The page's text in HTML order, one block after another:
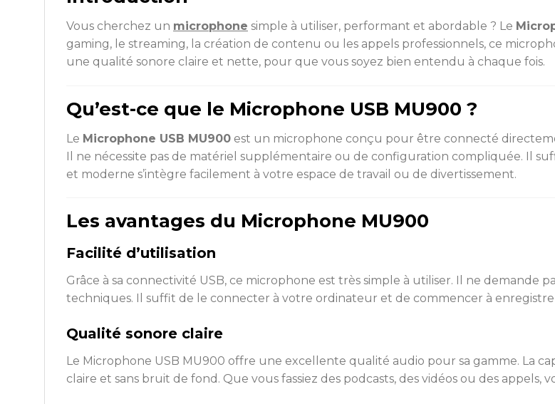
Vous cherchez un microphone simple à utiliser, performant et abordable ? Le
gaming, le streaming, la création de contenu ou les appels professionnels, ce
une qualité sonore claire et nette, pour que vous soyez bien entendu à chaque fois.
Qu’est-ce que le Microphone USB MU900 ?
Le Microphone USB MU900 est un microphone conçu pour être connecté
Il ne nécessite pas de matériel supplémentaire ou de configuration compliquée. Il
et moderne s’intègre facilement à votre espace de travail ou de divertissement.
Les avantages du Microphone MU900
Facilité d’utilisation
Grâce à sa connectivité USB, ce microphone est très simple à utiliser. Il ne demande
techniques. Il suffit de le connecter à votre ordinateur et de commencer à
Qualité sonore claire
Le Microphone USB MU900 offre une excellente qualité audio pour sa gamme. La
claire et sans bruit de fond. Que vous fassiez des podcasts, des vidéos ou des appels,